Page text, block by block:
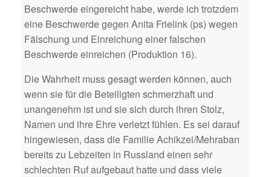
Beschwerde eingereicht habe, werde ich trotzdem
eine Beschwerde gegen Anita Frielink (ps) wegen
Fälschung und Einreichung einer falschen
Beschwerde einreichen (Produktion 16).
Die Wahrheit muss gesagt werden können, auch
wenn sie für die Beteiligten schmerzhaft und
unangenehm ist und sie sich durch ihren Stolz,
Namen und ihre Ehre verletzt fühlen. Es sei darauf
hingewiesen, dass die Familie Achikzei/Mehraban
bereits zu Lebzeiten in Russland einen sehr
schlechten Ruf aufgebaut hatte und dass viele